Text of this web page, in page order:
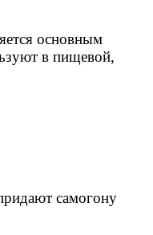
основным
в пищевой,
самогону